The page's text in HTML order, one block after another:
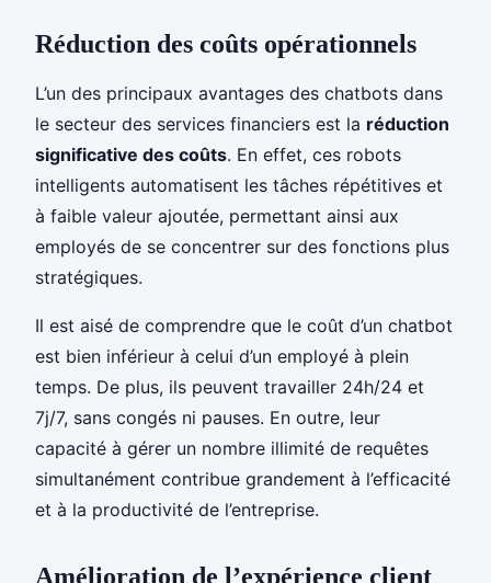
Réduction des coûts opérationnels
L’un des principaux avantages des chatbots dans
le secteur des services financiers est la réduction
significative des coûts. En effet, ces robots
intelligents automatisent les tâches répétitives et
à faible valeur ajoutée, permettant ainsi aux
employés de se concentrer sur des fonctions plus
stratégiques.
Il est aisé de comprendre que le coût d’un chatbot
est bien inférieur à celui d’un employé à plein
temps. De plus, ils peuvent travailler 24h/24 et
7j/7, sans congés ni pauses. En outre, leur
capacité à gérer un nombre illimité de requêtes
simultanément contribue grandement à l’efficacité
et à la productivité de l’entreprise.
Amélioration de l’expérience client